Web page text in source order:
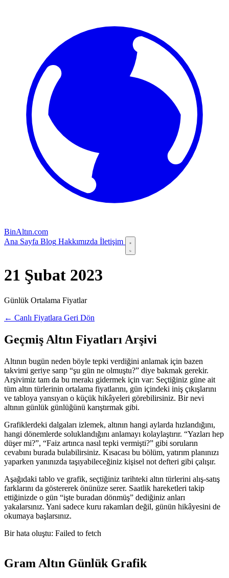
BinAltın.com
Ana Sayfa Blog Hakkımızda İletişim
21 Şubat 2023
Günlük Ortalama Fiyatlar
← Canlı Fiyatlara Geri Dön
Geçmiş Altın Fiyatları Arşivi
Altının bugün neden böyle tepki verdiğini anlamak için bazen
takvimi geriye sarıp “şu gün ne olmuştu?” diye bakmak gerekir.
Arşivimiz tam da bu merakı gidermek için var: Seçtiğiniz güne ait
tüm altın türlerinin ortalama fiyatlarını, gün içindeki iniş çıkışlarını
ve tabloya yansıyan o küçük hikâyeleri görebilirsiniz. Bir nevi
altının günlük günlüğünü karıştırmak gibi.
Grafiklerdeki dalgaları izlemek, altının hangi aylarda hızlandığını,
hangi dönemlerde soluklandığını anlamayı kolaylaştırır. “Yazları hep
düşer mi?”, “Faiz artınca nasıl tepki vermişti?” gibi soruların
cevabını burada bulabilirsiniz. Kısacası bu bölüm, yatırım planınızı
yaparken yanınızda taşıyabileceğiniz kişisel not defteri gibi çalışır.
Aşağıdaki tablo ve grafik, seçtiğiniz tarihteki altın türlerini alış-satış
farklarını da göstererek önünüze serer. Saatlik hareketleri takip
ettiğinizde o gün “işte buradan dönmüş” dediğiniz anları
yakalarsınız. Yani sadece kuru rakamları değil, günün hikâyesini de
okumaya başlarsınız.
Bir hata oluştu: Failed to fetch
Gram Altın Günlük Grafik